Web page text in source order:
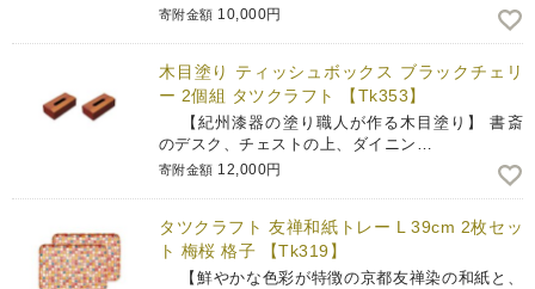
寄附金額 10,000円
木目塗り ティッシュボックス ブラックチェリ
ー 2個組 タツクラフト 【Tk353】
【紀州漆器の塗り職人が作る木目塗り】 書斎
のデスク、チェストの上、ダイニン…
寄附金額 12,000円
タツクラフト 友禅和紙トレー L 39cm 2枚セッ
ト 梅桜 格子 【Tk319】
【鮮やかな色彩が特徴の京都友禅染の和紙と、